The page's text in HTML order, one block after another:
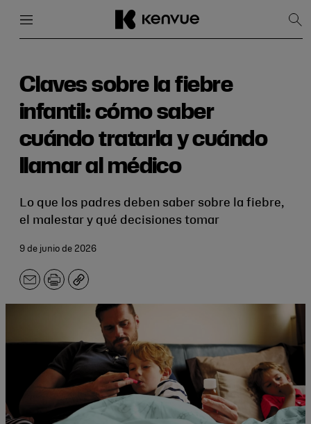
contenido
Claves sobre la fiebre
infantil: cómo saber
cuándo tratarla y cuándo
llamar al médico
Lo que los padres deben saber sobre la fiebre,
el malestar y qué decisiones tomar
9 de junio de 2026
CorreoImprimir
Copiar